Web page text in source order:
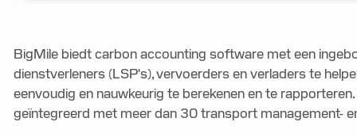
BigMile biedt carbon accounting software met een
dienstverleners (LSP's), vervoerders en verladers te
eenvoudig en nauwkeurig te berekenen en te
geïntegreerd met meer dan 30 transport management-